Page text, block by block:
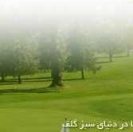
در دنیای سبز گلف